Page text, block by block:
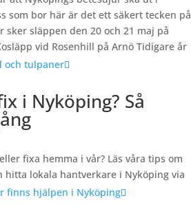
som bor här är det ett säkert tecken på
sker släppen den 20 och 21 maj på
vid Rosenhill på Arnö Tidigare år
i Nyköping? Så
fixa hemma i vår? Läs våra tips om
hitta lokala hantverkare i Nyköping via